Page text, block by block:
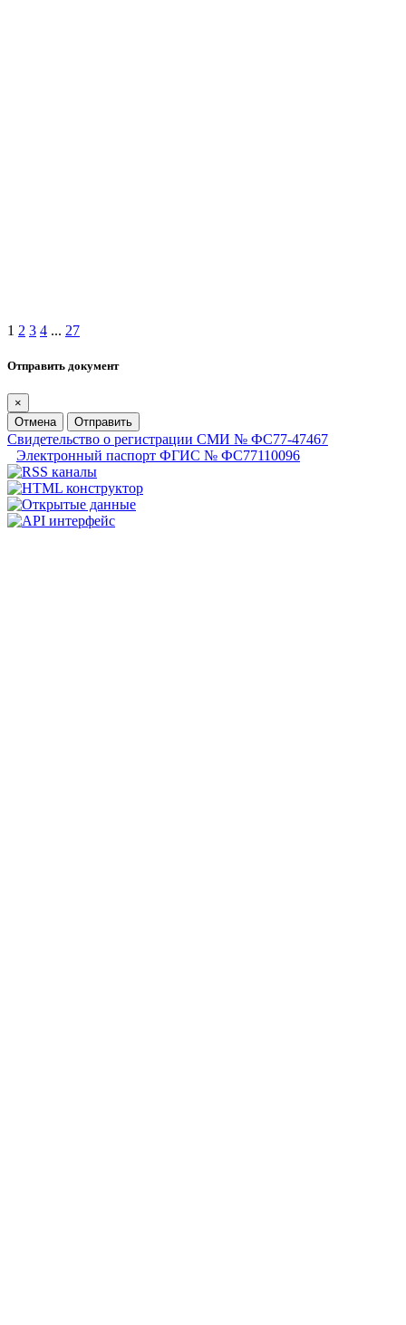
1 2 3 4 ... 27
Отправить документ
×
Отмена
Отправить
Свидетельство о регистрации СМИ № ФС77-47467
Электронный паспорт ФГИС № ФС77110096